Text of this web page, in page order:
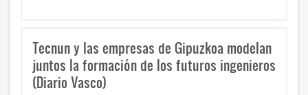
Tecnun y las empresas de Gipuzkoa modelan
juntos la formación de los futuros ingenieros
(Diario Vasco)